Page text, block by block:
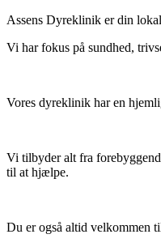
Assens Dyreklinik er din
Vi har fokus på sundhed,
Vores dyreklinik har en
Vi tilbyder alt fra
til at hjælpe.
Du er også altid velkommen